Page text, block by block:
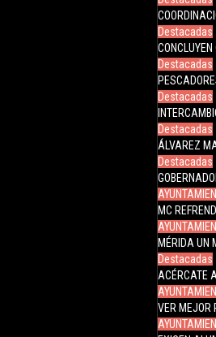
Destacadas
Destacadas
Destacadas
Destacadas
ÁLVAREZ
Destacadas
MC
MÉRIDA UN
Destacadas
ACÉRCATE
VER MEJOR